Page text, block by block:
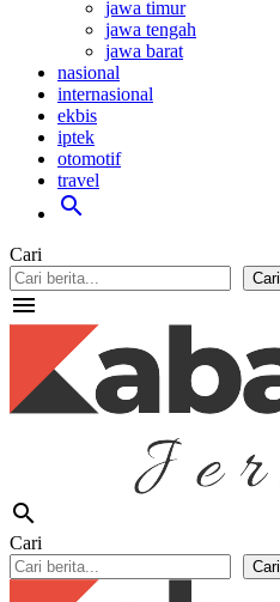
jawa timur
jawa tengah
jawa barat
nasional
internasional
ekbis
iptek
otomotif
travel
search
Cari
Cari
menu
search
Cari
Cari